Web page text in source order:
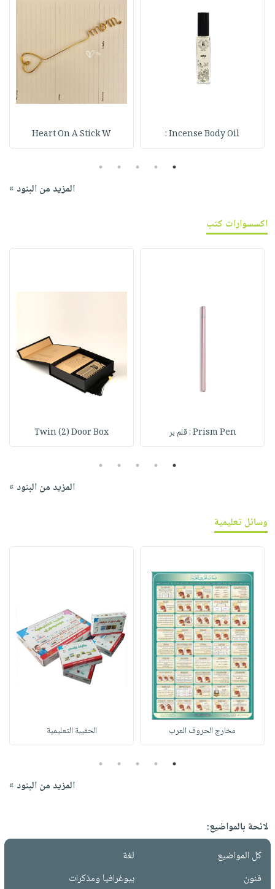
Incense Body Oil :
Heart On A Stick W
1
2
3
4
5
المزيد من البنود »
اكسسوارات كتب
Prism Pen : قلم بر Twin (2) Door Box
1
2
3
4
5
المزيد من البنود »
وسائل تعليمية
مخارج الحروف العرب الحقيبة التعليمية
1
2
3
4
5
المزيد من البنود »
لائحة بالمواضيع:
كل المواضيع
لغة
فنون
بيوغرافيا ومذكرات